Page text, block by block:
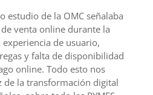
estudio de la OMC señalaba
venta online durante la
de usuario,
y falta de disponibilidad
online. Todo esto nos
de la transformación digital